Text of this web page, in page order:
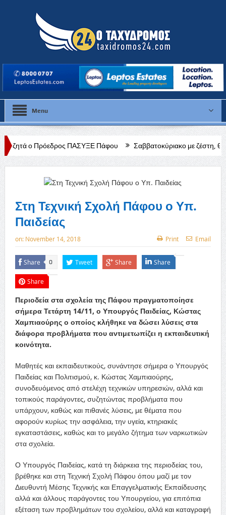
Menu
ΠΑΣΥΞΕ Πάφου Σαββατοκύριακο με ζέστη, θα χτυπήσει
Στη Τεχνική Σχολή Πάφου ο Υπ.
Παιδείας
on: November 14, 2018 Print Email
Share 0 Tweet Share Share
Share
Περιοδεία στα σχολεία της Πάφου πραγματοποίησε
σήμερα Τετάρτη 14/11, ο Υπουργός Παιδείας, Κώστας
Χαμπιαούρης ο οποίος κλήθηκε να δώσει λύσεις στα
διάφορα προβλήματα που αντιμετωπίζει η εκπαιδευτική
κοινότητα.
Μαθητές και εκπαιδευτικούς, συνάντησε σήμερα ο Υπουργός
Παιδείας και Πολιτισμού, κ. Κώστας Χαμπιαούρης,
συνοδευόμενος από στελέχη τεχνικών υπηρεσιών, αλλά και
τοπικούς παράγοντες, συζητώντας προβλήματα που
υπάρχουν, καθώς και πιθανές λύσεις, με θέματα που
αφορούν κυρίως την ασφάλεια, την υγεία, κτηριακές
εγκαταστάσεις, καθώς και το μεγάλο ζήτημα των ναρκωτικών
στα σχολεία.
Ο Υπουργός Παιδείας, κατά τη διάρκεια της περιοδείας του,
βρέθηκε και στη Τεχνική Σχολή Πάφου όπου μαζί με τον
Διευθυντή Μέσης Τεχνικής και Επαγγελματικής Εκπαίδευσης
αλλά και άλλους παράγοντες του Υπουργείου, για επιτόπια
εξέταση των προβλημάτων του σχολείου, αλλά και καταγραφή